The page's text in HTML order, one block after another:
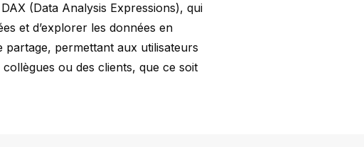
(Data Analysis Expressions), qui
et d’explorer les données en
permettant aux utilisateurs
ou des clients, que ce soit